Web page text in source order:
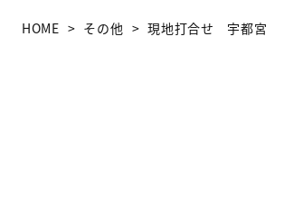
HOME その他 現地打合せ 宇都宮